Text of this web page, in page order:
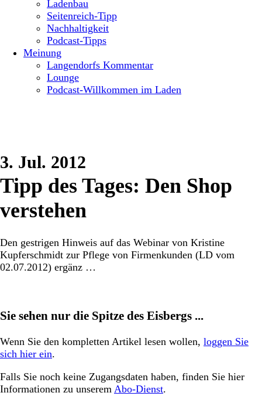
Ladenbau
Seitenreich-Tipp
Nachhaltigkeit
Podcast-Tipps
Meinung
Langendorfs Kommentar
Lounge
Podcast-Willkommen im Laden
3. Jul. 2012
Tipp des Tages: Den Shop
verstehen
Den gestrigen Hinweis auf das Webinar von Kristine
Kupferschmidt zur Pflege von Firmenkunden (LD vom
02.07.2012) ergänz …
Sie sehen nur die Spitze des Eisbergs ...
Wenn Sie den kompletten Artikel lesen wollen, loggen Sie
sich hier ein.
Falls Sie noch keine Zugangsdaten haben, finden Sie hier
Informationen zu unserem Abo-Dienst.